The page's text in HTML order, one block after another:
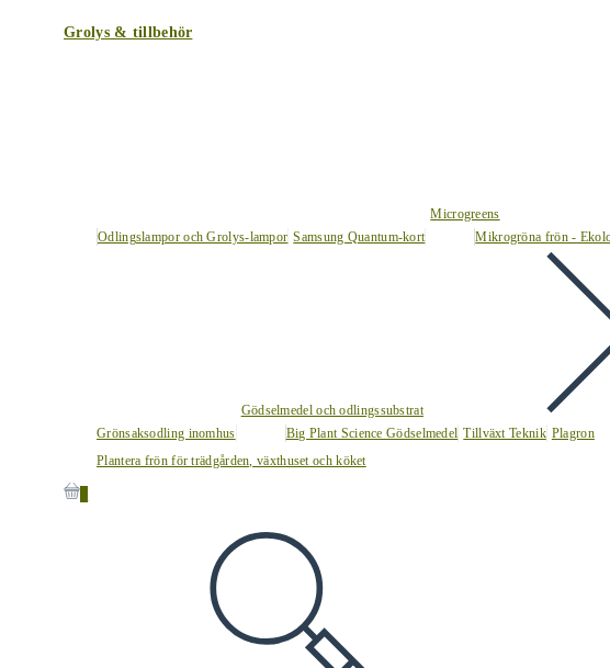
Grolys & tillbehör
Odlingslampor och Grolys-lampor Samsung Quantum-kort
Microgreens
Mikrogröna frön -
Grönsaksodling inomhus
Gödselmedel och odlingssubstrat
Big Plant Science Gödselmedel Tillväxt Teknik Plagron
Plantera frön för trädgården, växthuset och köket